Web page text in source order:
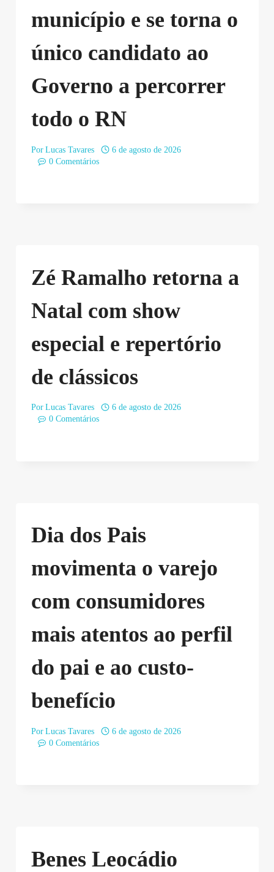
município e se torna o
único candidato ao
Governo a percorrer
todo o RN
Por Lucas Tavares
6 de agosto de 2026
0 Comentários
Zé Ramalho retorna a
Natal com show
especial e repertório
de clássicos
Por Lucas Tavares
6 de agosto de 2026
0 Comentários
Dia dos Pais
movimenta o varejo
com consumidores
mais atentos ao perfil
do pai e ao custo-
benefício
Por Lucas Tavares
6 de agosto de 2026
0 Comentários
Benes Leocádio